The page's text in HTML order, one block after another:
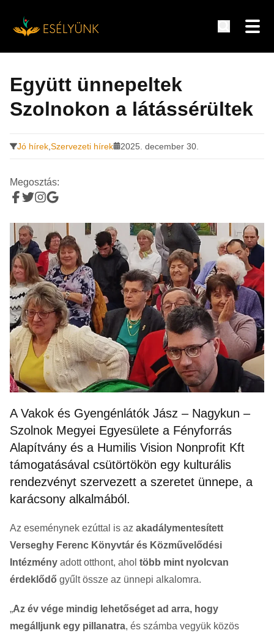
tartalomra
Együtt ünnepeltek
Szolnokon a látássérültek
Jó hírek Szervezeti hírek 2025. december 30.
Megosztás:
A Vakok és Gyengénlátók Jász – Nagykun –
Szolnok Megyei Egyesülete a Fényforrás
Alapítvány és a Humilis Vision Nonprofit Kft
támogatásával csütörtökön egy kulturális
rendezvényt szervezett a szeretet ünnepe, a
karácsony alkalmából.
Az eseménynek ezúttal is az akadálymentesített
Verseghy Ferenc Könyvtár és Közművelődési
Intézmény adott otthont, ahol több mint nyolcvan
érdeklődő gyűlt össze az ünnepi alkalomra.
„Az év vége mindig lehetőséget ad arra, hogy
megálljunk egy pillanatra, és számba vegyük közös